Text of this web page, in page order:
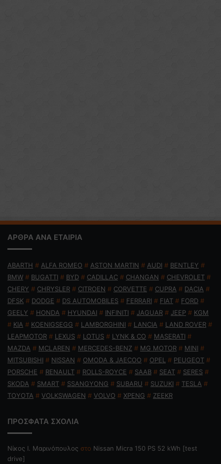
ΑΡΘΡΑ ΑΝΑ ΕΤΑΙΡΙΑ
ABARTH # ALFA ROMEO # ASTON MARTIN # AUDI # BENTLEY #
BMW # BUGATTI # BYD # CADILLAC # CHANGAN # CHEVROLET #
CHERY # CHRYSLER # CITROEN # CORVETTE # CUPRA # DACIA #
DFSK # DODGE # DS AUTOMOBILES # FERRARI # FIAT # FORD #
GEELY # HONDA # HYUNDAI # INFINITI # JAGUAR # JEEP # KGM
# KIA # KOENIGSEGG # LAMBORGHINI # LANCIA # LAND ROVER #
LEAPMOTOR # LEXUS # LOTUS # LYNK & CO # MASERATI #
MAZDA # MCLAREN # MERCEDES-BENZ # MG MOTOR # MINI #
MITSUBISHI # NISSAN # OMODA & JAECOO # OPEL # PEUGEOT #
PORSCHE # RENAULT # ROLLS-ROYCE # SAAB # SEAT # SERES #
SKODA # SMART # SSANGYONG # SUBARU # SUZUKI # TESLA #
TOYOTA # VOLKSWAGEN # VOLVO # XPENG # ZEEKR
ΠΡΟΣΦΑΤΑ ΣΧΟΛΙΑ
Nίκος Ι. Mαρινόπουλος στο Nissan Micra 150 PS 52 kWh [test
drive]